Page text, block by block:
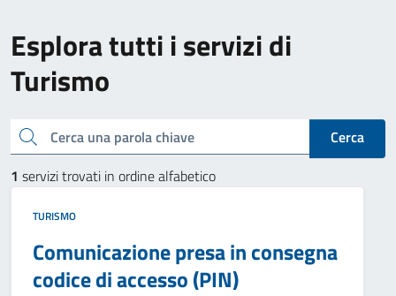
Esplora tutti i servizi di
Turismo
Cerca una parola chiave
Cerca
1 servizi trovati in ordine alfabetico
TURISMO
Comunicazione presa in consegna
codice di accesso (PIN)